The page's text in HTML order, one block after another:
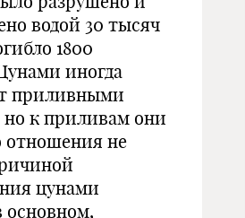
водой 30 тысяч
1800
иногда
приливными
к приливам они
отношения не
цунами
основном,